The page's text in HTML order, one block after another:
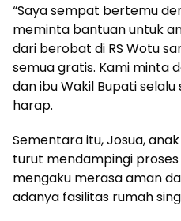
“Saya sempat bertemu
meminta bantuan untuk
dari berobat di RS Wotu
semua gratis. Kami minta
dan ibu Wakil Bupati
harap.
Sementara itu, Josua,
turut mendampingi
mengaku merasa aman
adanya fasilitas rumah